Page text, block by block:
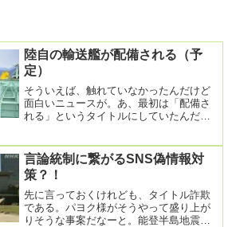
陸自の輸送艦が配備される（予
定）
そういえば、触れていなかったんだけど
面白いニュースが。あ、最初は「配備さ
れる」というタイトルにしていたんだけ
言論統制に繋がるSNS偽情報対
策？！
先に言っておくけれども、タイトル詐欺
である。パヨク様がそうやって盛り上が
りそうな事案だなーと。能登半島地震